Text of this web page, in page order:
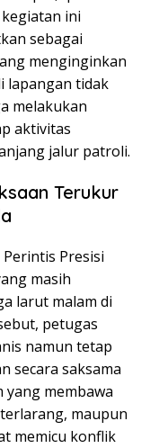
ini
sebagai
menginginkan
lapangan tidak
melakukan
aktivitas
jalur patroli.
Terukur
Presisi
masih
larut malam di
petugas
namun tetap
secara saksama
membawa
maupun
memicu konflik